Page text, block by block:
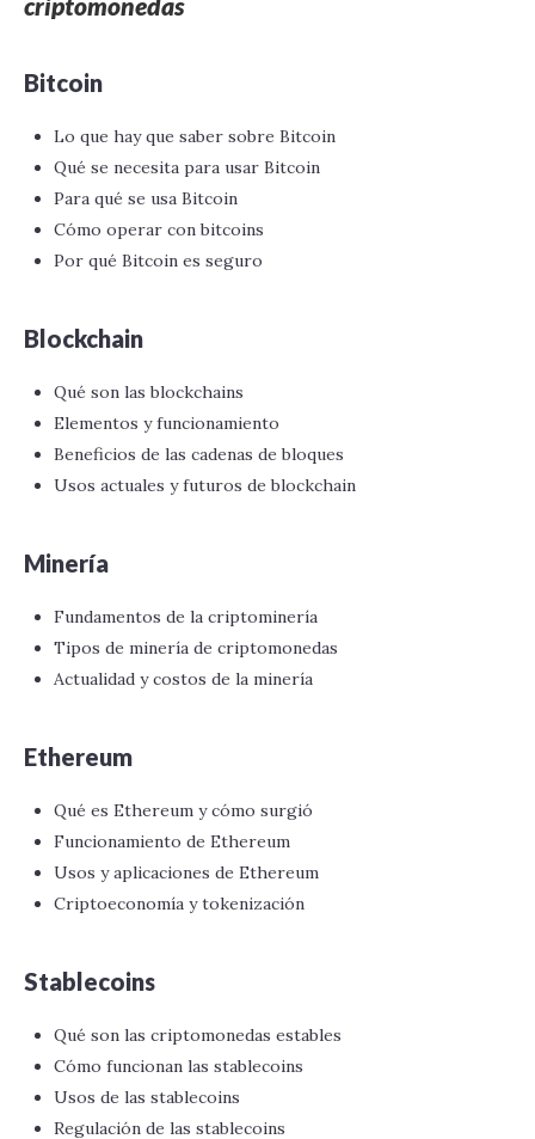
Bitcoin
Lo que hay que saber sobre Bitcoin
Qué se necesita para usar Bitcoin
Para qué se usa Bitcoin
Cómo operar con bitcoins
Por qué Bitcoin es seguro
Blockchain
Qué son las blockchains
Elementos y funcionamiento
Beneficios de las cadenas de bloques
Usos actuales y futuros de blockchain
Minería
Fundamentos de la criptominería
Tipos de minería de criptomonedas
Actualidad y costos de la minería
Ethereum
Qué es Ethereum y cómo surgió
Funcionamiento de Ethereum
Usos y aplicaciones de Ethereum
Criptoeconomía y tokenización
Stablecoins
Qué son las criptomonedas estables
Cómo funcionan las stablecoins
Usos de las stablecoins
Regulación de las stablecoins